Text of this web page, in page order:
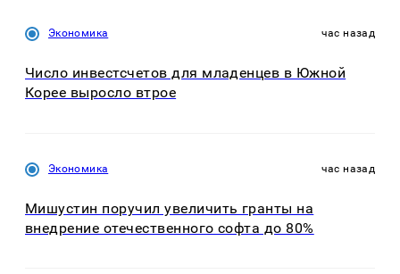
Экономика час назад
Число инвестсчетов для младенцев в Южной
Корее выросло втрое
Экономика час назад
Мишустин поручил увеличить гранты на
внедрение отечественного софта до 80%